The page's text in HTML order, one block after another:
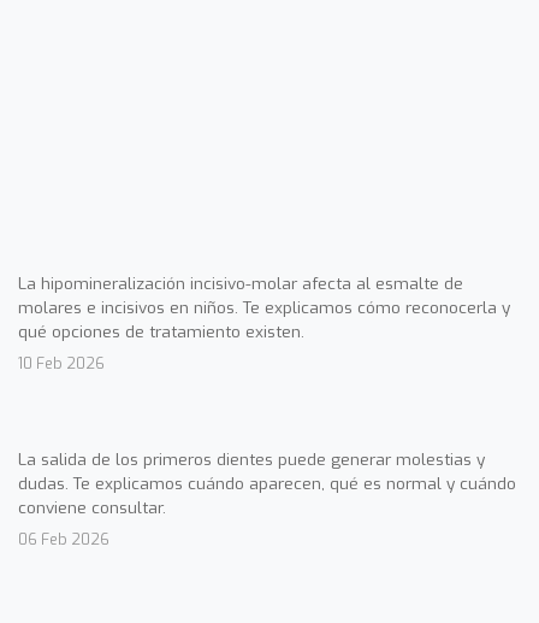
La hipomineralización incisivo-molar afecta al esmalte de
molares e incisivos en niños. Te explicamos cómo reconocerla y
qué opciones de tratamiento existen.
10 Feb 2026
La salida de los primeros dientes puede generar molestias y
dudas. Te explicamos cuándo aparecen, qué es normal y cuándo
conviene consultar.
06 Feb 2026